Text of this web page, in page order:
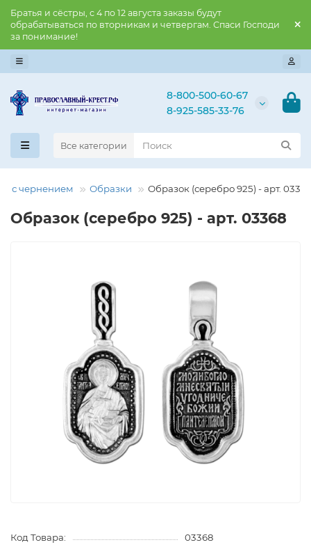
Братья и сёстры, с 4 по 12 августа заказы будут
обрабатываться по вторникам и четвергам. Спаси Господи
за понимание!
8-800-500-60-67
8-925-585-33-76
Все категории
с чернением Образки Образок (серебро 925) - арт. 03368
Образок (серебро 925) - арт. 03368
Код Товара:
03368